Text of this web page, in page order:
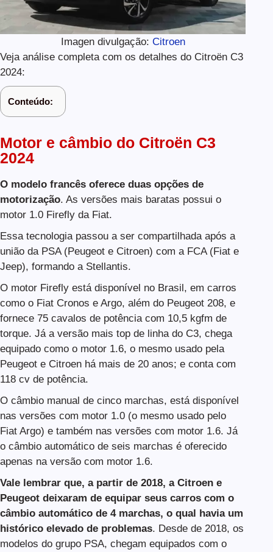
Imagen divulgação: Citroen
Veja análise completa com os detalhes do Citroën C3
2024:
Conteúdo:
Motor e câmbio do Citroën C3
2024
O modelo francês oferece duas opções de
motorização. As versões mais baratas possui o
motor 1.0 Firefly da Fiat.
Essa tecnologia passou a ser compartilhada após a
união da PSA (Peugeot e Citroen) com a FCA (Fiat e
Jeep), formando a Stellantis.
O motor Firefly está disponível no Brasil, em carros
como o Fiat Cronos e Argo, além do Peugeot 208, e
fornece 75 cavalos de potência com 10,5 kgfm de
torque. Já a versão mais top de linha do C3, chega
equipado como o motor 1.6, o mesmo usado pela
Peugeot e Citroen há mais de 20 anos; e conta com
118 cv de potência.
O câmbio manual de cinco marchas, está disponível
nas versões com motor 1.0 (o mesmo usado pelo
Fiat Argo) e também nas versões com motor 1.6. Já
o câmbio automático de seis marchas é oferecido
apenas na versão com motor 1.6.
Vale lembrar que, a partir de 2018, a Citroen e
Peugeot deixaram de equipar seus carros com o
câmbio automático de 4 marchas, o qual havia um
histórico elevado de problemas. Desde de 2018, os
modelos do grupo PSA, chegam equipados com o